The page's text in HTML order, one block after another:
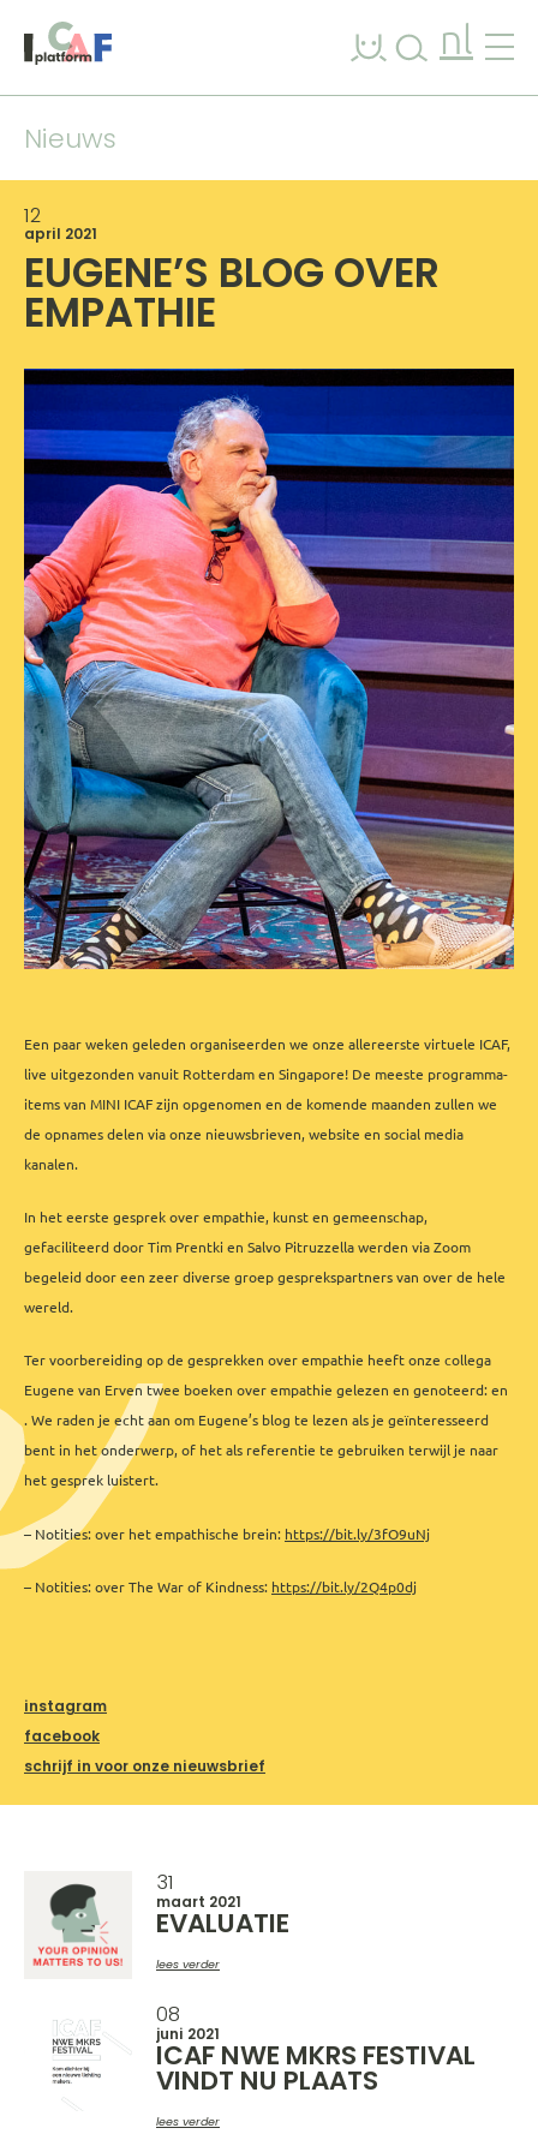
nl
Nieuws
12
april 2021
EUGENE’S BLOG OVER
EMPATHIE
Een paar weken geleden organiseerden we onze allereerste virtuele ICAF,
live uitgezonden vanuit Rotterdam en Singapore! De meeste programma-
items van MINI ICAF zijn opgenomen en de komende maanden zullen we
de opnames delen via onze nieuwsbrieven, website en social media
kanalen.
In het eerste gesprek over empathie, kunst en gemeenschap,
gefaciliteerd door Tim Prentki en Salvo Pitruzzella werden via Zoom
begeleid door een zeer diverse groep gesprekspartners van over de hele
wereld.
Ter voorbereiding op de gesprekken over empathie heeft onze collega
Eugene van Erven twee boeken over empathie gelezen en genoteerd: en
. We raden je echt aan om Eugene’s blog te lezen als je geïnteresseerd
bent in het onderwerp, of het als referentie te gebruiken terwijl je naar
het gesprek luistert.
– Notities: over het empathische brein: https://bit.ly/3fO9uNj
– Notities: over The War of Kindness: https://bit.ly/2Q4p0dj
instagram
facebook
schrijf in voor onze nieuwsbrief
31
maart 2021
EVALUATIE
lees verder
08
juni 2021
ICAF NWE MKRS FESTIVAL
VINDT NU PLAATS
lees verder